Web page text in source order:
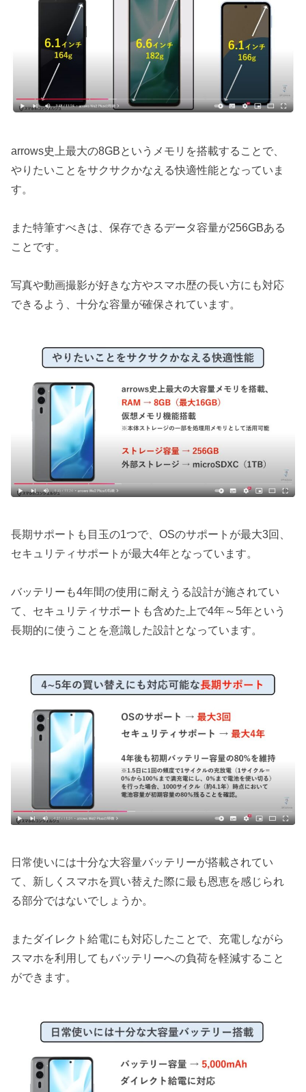
arrows史上最大の8GBというメモリを搭載することで、
やりたいことをサクサクかなえる快適性能となっていま
す。
また特筆すべきは、保存できるデータ容量が256GBある
ことです。
写真や動画撮影が好きな方やスマホ歴の長い方にも対応
できるよう、十分な容量が確保されています。
長期サポートも目玉の1つで、OSのサポートが最大3回、
セキュリティサポートが最大4年となっています。
バッテリーも4年間の使用に耐えうる設計が施されてい
て、セキュリティサポートも含めた上で4年～5年という
長期的に使うことを意識した設計となっています。
日常使いには十分な大容量バッテリーが搭載されてい
て、新しくスマホを買い替えた際に最も恩恵を感じられ
る部分ではないでしょうか。
またダイレクト給電にも対応したことで、充電しながら
スマホを利用してもバッテリーへの負荷を軽減すること
ができます。